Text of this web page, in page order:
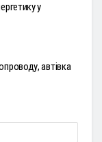
у
автівка